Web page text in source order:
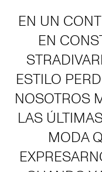
EN UN
EN
ESTILO
NOSOTROS
LAS
MODA